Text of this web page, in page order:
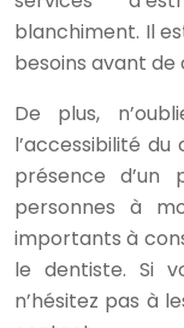
blanchiment. Il
besoins avant
De plus,
l’accessibilité du
présence d’un
personnes à
importants à
le dentiste. Si
n’hésitez pas à